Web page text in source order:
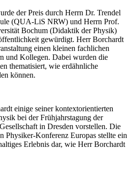
der Preis durch Herrn Dr. Trendel
(QUA-LiS NRW) und Herrn Prof.
Bochum (Didaktik der Physik)
gewürdigt. Herr Borchardt
einen kleinen fachlichen
und Kollegen. Dabei wurden die
thematisiert, wie erdähnliche
können.
einige seiner kontextorientierten
bei der Frühjahrstagung der
in Dresden vorstellen. Die
Physiker-Konferenz Europas stellte ein
Erlebnis dar, wie Herr Borchardt